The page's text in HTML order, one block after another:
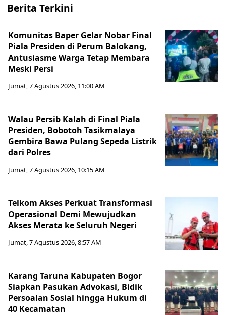
Berita Terkini
Komunitas Baper Gelar Nobar Final
Piala Presiden di Perum Balokang,
Antusiasme Warga Tetap Membara
Meski Persi
Jumat, 7 Agustus 2026, 11:00 AM
Walau Persib Kalah di Final Piala
Presiden, Bobotoh Tasikmalaya
Gembira Bawa Pulang Sepeda Listrik
dari Polres
Jumat, 7 Agustus 2026, 10:15 AM
Telkom Akses Perkuat Transformasi
Operasional Demi Mewujudkan
Akses Merata ke Seluruh Negeri
Jumat, 7 Agustus 2026, 8:57 AM
Karang Taruna Kabupaten Bogor
Siapkan Pasukan Advokasi, Bidik
Persoalan Sosial hingga Hukum di
40 Kecamatan